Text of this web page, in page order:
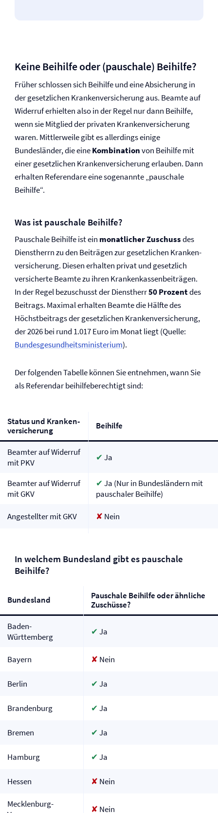
Keine Beihilfe oder (pauschale) Beihilfe?
Früher schlossen sich Beihilfe und eine Absicherung in
der gesetzlichen Kranken­versicherung aus. Beamte auf
Widerruf erhielten also in der Regel nur dann Beihilfe,
wenn sie Mitglied der privaten Kranken­versicherung
waren. Mittlerweile gibt es allerdings einige
Bundesländer, die eineKombinationvon Beihilfe mit
einer gesetzlichen Kranken­versicherung erlauben. Dann
erhalten Referendare eine sogenannte „pauschale
Beihilfe“.
Was ist pauschale Beihilfe?
Pauschale Beihilfe ist ein monatlicher Zuschussdes
Dienstherrn zu den Beiträgen zur gesetzlichen Kranken­
versicherung. Diesen erhalten privat und gesetzlich
versicherte Beamte zu ihren Krankenkassenbeiträgen.
In der Regel bezuschusst der Dienstherr50 Prozentdes
Beitrags. Maximal erhalten Beamte die Hälfte des
Höchstbeitrags der gesetzlichen Kranken­versicherung,
der 2026 bei rund 1.017 Euro im Monat liegt (Quelle:
Bundesgesundheitsministerium).
Der folgenden Tabelle können Sie entnehmen, wann Sie
als Referendar beihilfeberechtigt sind:
Status und Kranken­
versicherung
Beihilfe
Beamter auf Widerruf
mit PKV
✔Ja
Beamter auf Widerruf
mit GKV
✔Ja (Nur in Bundesländern mit
pauschaler Beihilfe)
Angestellter mit GKV ✘ Nein
In welchem Bundesland gibt es pauschale
Beihilfe?
Bundesland
Pauschale Beihilfe oder ähnliche
Zuschüsse?
Baden-
Württemberg
✔Ja
Bayern ✘ Nein
Berlin ✔Ja
Brandenburg ✔Ja
Bremen ✔Ja
Hamburg ✔Ja
Hessen ✘ Nein
Mecklenburg-
✘ Nein